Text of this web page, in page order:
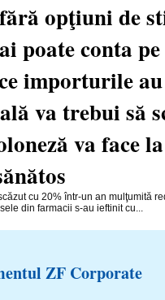
opţiuni de
poate conta
importurile
va trebui să
va face
cu 20% într-un an mulţu­mită
din farmacii s-au ieftinit cu...
ZF Corporate